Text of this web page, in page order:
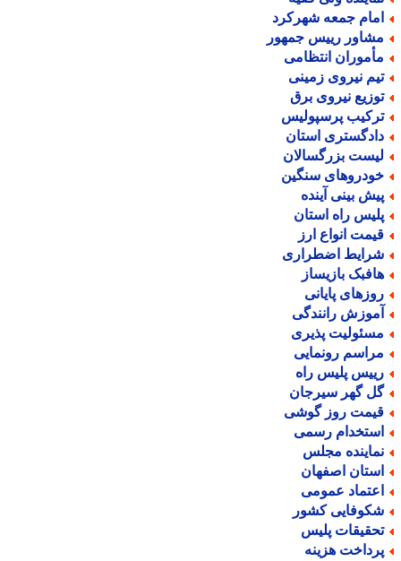
جمعه شهرکرد
رییس جمهور
انتظامی
نیروی زمینی
نیروی برق
پرسپولیس
استان
بزرگسالان
سنگین
بینی آینده
راه استان
انواع ارز
اضطراری
بازیساز
پایانی
رانندگی
پذیری
رونمایی
پلیس راه
گهر سیرجان
روز گوشی
رسمی
مجلس
اصفهان
عمومی
کشور
پلیس
هزینه